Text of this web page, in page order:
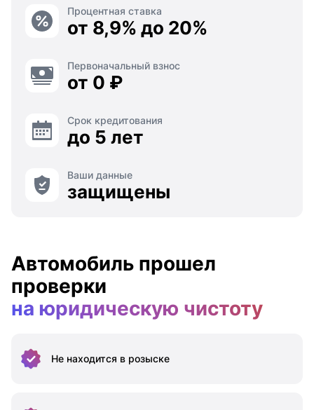
Процентная ставка
от 8,9% до 20%
Первоначальный взнос
от 0 ₽
Срок кредитования
до 5 лет
Ваши данные
защищены
Автомобиль прошел
проверки
на юридическую чистоту
Не находится в розыске